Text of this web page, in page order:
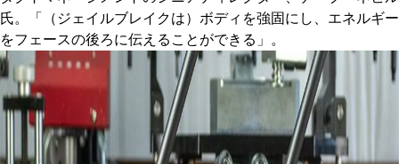
氏。「（ジェイルブレイクは）ボディを強固にし、エネルギー
をフェースの後ろに伝えることができる」。